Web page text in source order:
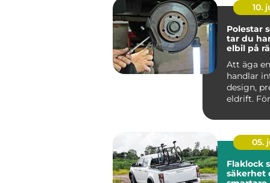
10.
Polestar
tar du
elbil på
Att äga
handlar
design,
eldrift.
05.
Flaklock skydd,
säkerhet